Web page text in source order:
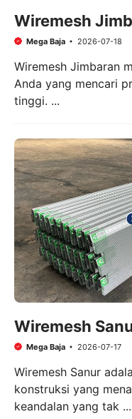
Wiremesh
Mega Baja 2026-07-18
Wiremesh Jimbaran
Anda yang mencari
tinggi. ...
Wiremesh
Mega Baja 2026-07-17
Wiremesh Sanur
konstruksi yang
keandalan yang tak ...